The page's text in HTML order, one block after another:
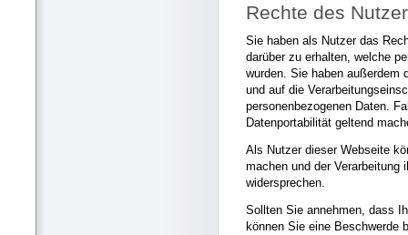
Rechte des
Sie haben als Nutzer das
darüber zu erhalten, welche
wurden. Sie haben außerdem
und auf die
personenbezogenen Daten.
Datenportabilität geltend
Als Nutzer dieser Webseite
machen und der Verarbeitung
widersprechen.
Sollten Sie annehmen, dass
können Sie eine Beschwerde